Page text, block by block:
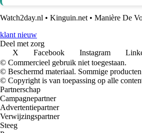
Watch2day.nl • Kinguin.net• Manière De
klant nieuw
Deel met zorg
X
Facebook Instagram
© Commercieel gebruik niet toegestaan.
© Beschermd materiaal. Sommige
© Copyright is van toepassing op alle
Partnerschap
Campagnepartner
Advertentiepartner
Verwijzingspartner
Steeg